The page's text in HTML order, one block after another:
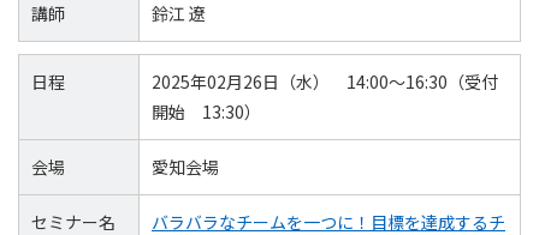
講師 鈴江 遼
日程
2025年02月26日（水） 14:00～16:30（受付
開始 13:30）
会場 愛知会場
セミナー名
バラバラなチームを一つに！目標を達成するチ